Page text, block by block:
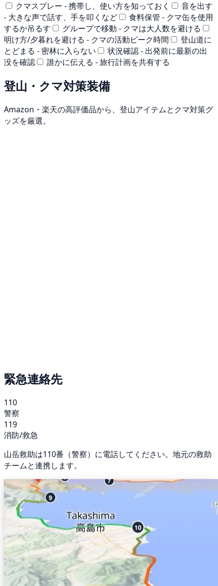
クマスプレー - 携帯し、使い方を知っておく
音を出す
- 大きな声で話す、手を叩くなど
食料保管 - クマ缶を使用
するか吊るす
グループで移動 - クマは大人数を避ける
明け方/夕暮れを避ける - クマの活動ピーク時間
登山道に
とどまる - 密林に入らない
状況確認 - 出発前に最新の出
没を確認
誰かに伝える - 旅行計画を共有する
登山・クマ対策装備
Amazon・楽天の高評価品から、登山アイテムとクマ対策グ
ッズを厳選。
緊急連絡先
110
警察
119
消防/救急
山岳救助は110番（警察）に電話してください。地元の救助
チームと連携します。